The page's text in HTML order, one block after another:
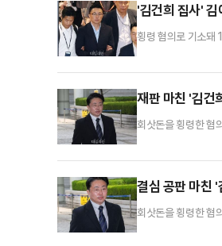
'김건희 집사'
횡령 혐의로 기소돼
혐의 사건 항소심 공
재판 마친 '김건
회삿돈을 횡령한 혐
결심 공판 마친
회삿돈을 횡령한 혐